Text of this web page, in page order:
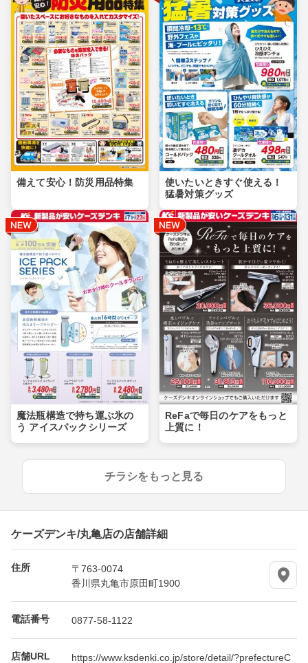
備えて安心！防災用品特集
使いたいときすぐ使える！
猛暑対策グッズ
魔法瓶構造で持ち運ぶ氷の
う アイスパックシリーズ
ReFaで毎日のケアをもっと
上質に！
チラシをもっと見る
ケーズデンキ/丸亀店の店舗詳細
住所
〒763-0074
香川県丸亀市原田町1900
電話番号 0877-58-1122
店舗URL
https://www.ksdenki.co.jp/store/detail/?prefectureC